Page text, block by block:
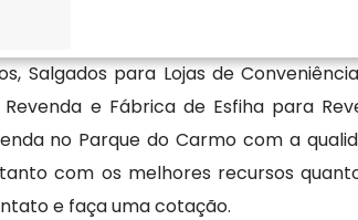
Salgados para Lojas de
e Fábrica de Esfiha para
no Parque do Carmo com a
com os melhores recursos
e faça uma cotação.